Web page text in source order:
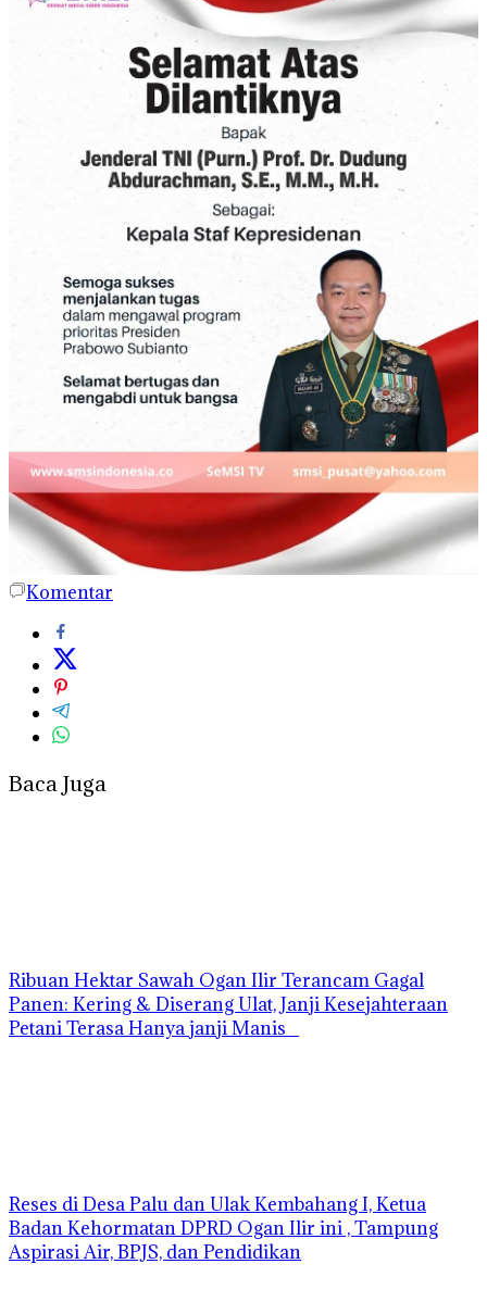
Komentar
Baca Juga
Ribuan Hektar Sawah Ogan Ilir Terancam Gagal
Panen: Kering & Diserang Ulat, Janji Kesejahteraan
Petani Terasa Hanya janji Manis
Reses di Desa Palu dan Ulak Kembahang I, Ketua
Badan Kehormatan DPRD Ogan Ilir ini , Tampung
Aspirasi Air, BPJS, dan Pendidikan